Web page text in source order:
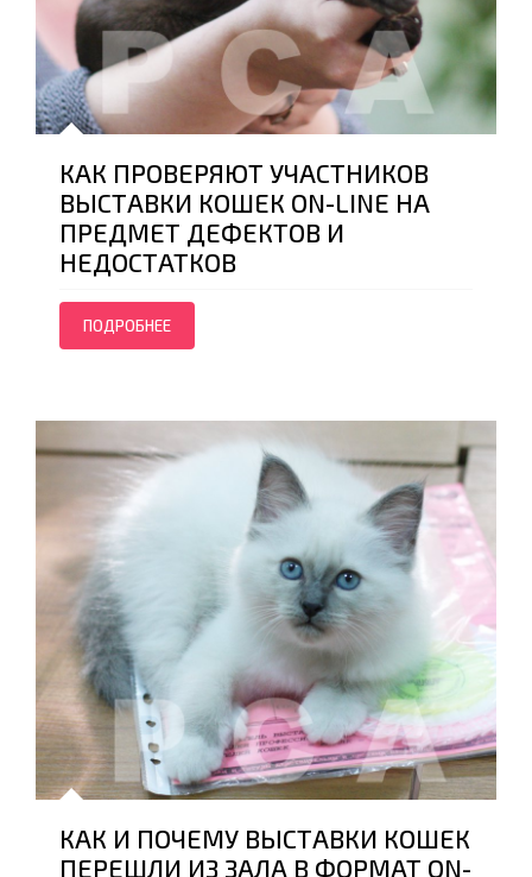
КАК ПРОВЕРЯЮТ УЧАСТНИКОВ
ВЫСТАВКИ КОШЕК ON-LINE НА
ПРЕДМЕТ ДЕФЕКТОВ И
НЕДОСТАТКОВ
ПОДРОБНЕЕ
КАК И ПОЧЕМУ ВЫСТАВКИ КОШЕК
ПЕРЕШЛИ ИЗ ЗАЛА В ФОРМАТ ON-